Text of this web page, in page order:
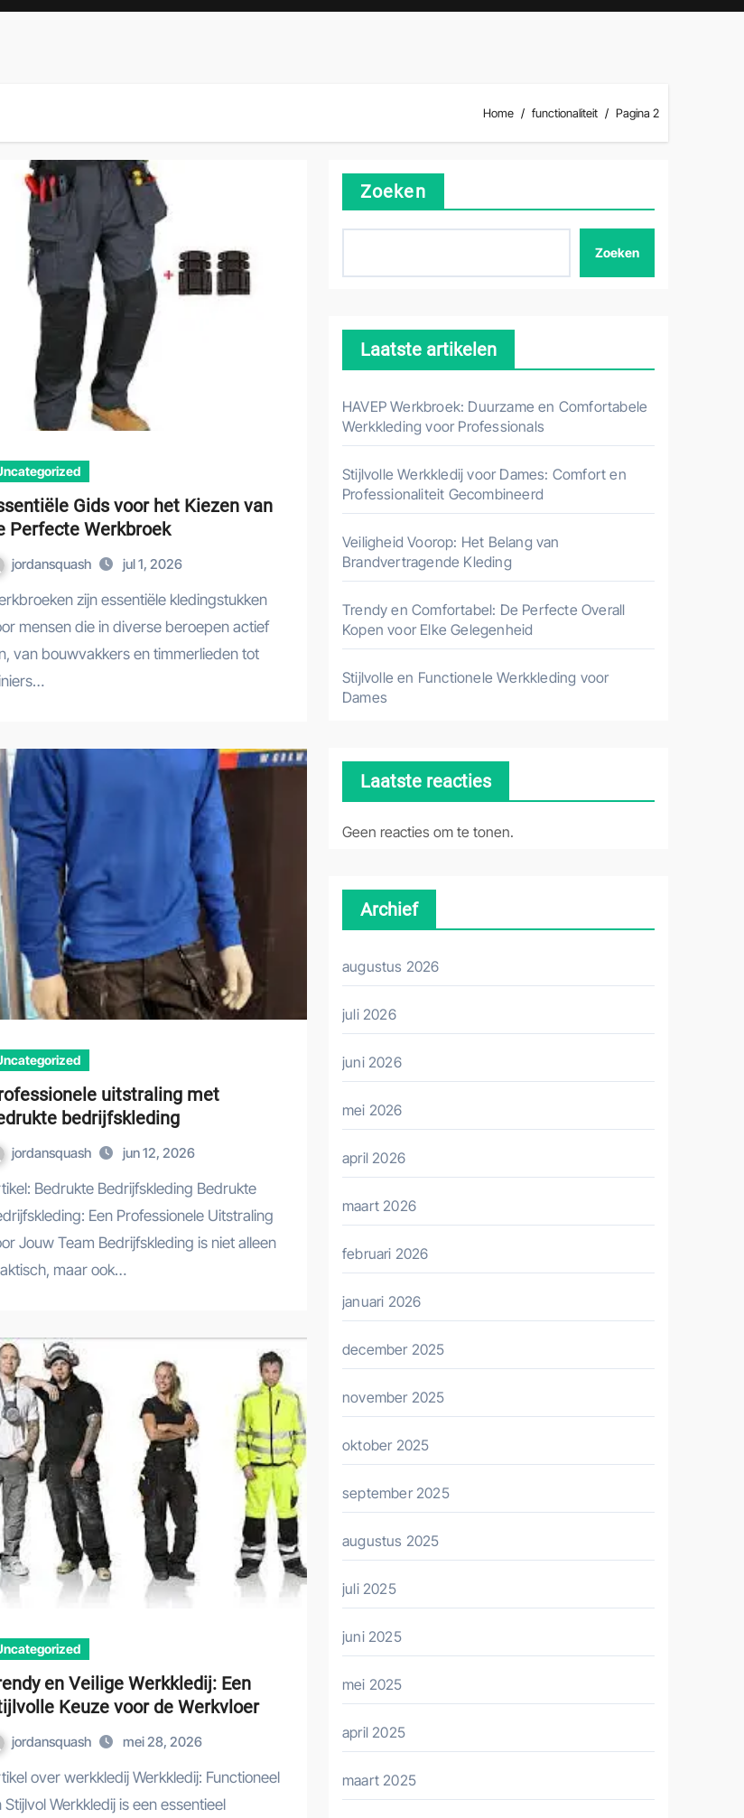
Home functionaliteit Pagina 2
Gids voor het Kiezen van
Perfecte Werkbroek
jordansquash jul 1, 2026
mensen die in diverse beroepen actief
van bouwvakkers en timmerlieden tot
uitstraling met
bedrijfskleding
jordansquash jun 12, 2026
Een Professionele Uitstraling
Jouw Team Bedrijfskleding is niet alleen
maar ook…
en Veilige Werkkledij: Een
Keuze voor de Werkvloer
jordansquash mei 28, 2026
Stijlvol Werkkledij is een essentieel
Zoeken
Zoeken
Laatste artikelen
HAVEP Werkbroek: Duurzame en Comfortabele
Werkkleding voor Professionals
Stijlvolle Werkkledij voor Dames: Comfort en
Professionaliteit Gecombineerd
Veiligheid Voorop: Het Belang van
Brandvertragende Kleding
Trendy en Comfortabel: De Perfecte Overall
Kopen voor Elke Gelegenheid
Stijlvolle en Functionele Werkkleding voor
Dames
Laatste reacties
Geen reacties om te tonen.
Archief
augustus 2026
juli 2026
juni 2026
mei 2026
april 2026
maart 2026
februari 2026
januari 2026
december 2025
november 2025
oktober 2025
september 2025
augustus 2025
juli 2025
juni 2025
mei 2025
april 2025
maart 2025